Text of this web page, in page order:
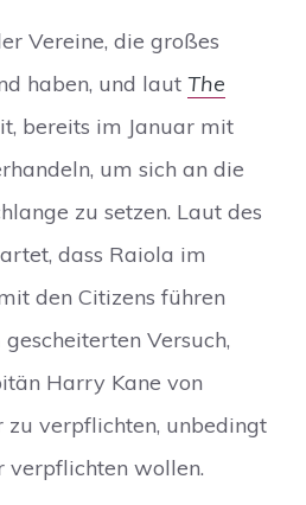
Vereine, die großes
haben, und laut The
bereits im Januar mit
um sich an die
zu setzen. Laut des
dass Raiola im
den Citizens führen
Versuch,
Harry Kane von
zu verpflichten, unbedingt
verpflichten wollen.